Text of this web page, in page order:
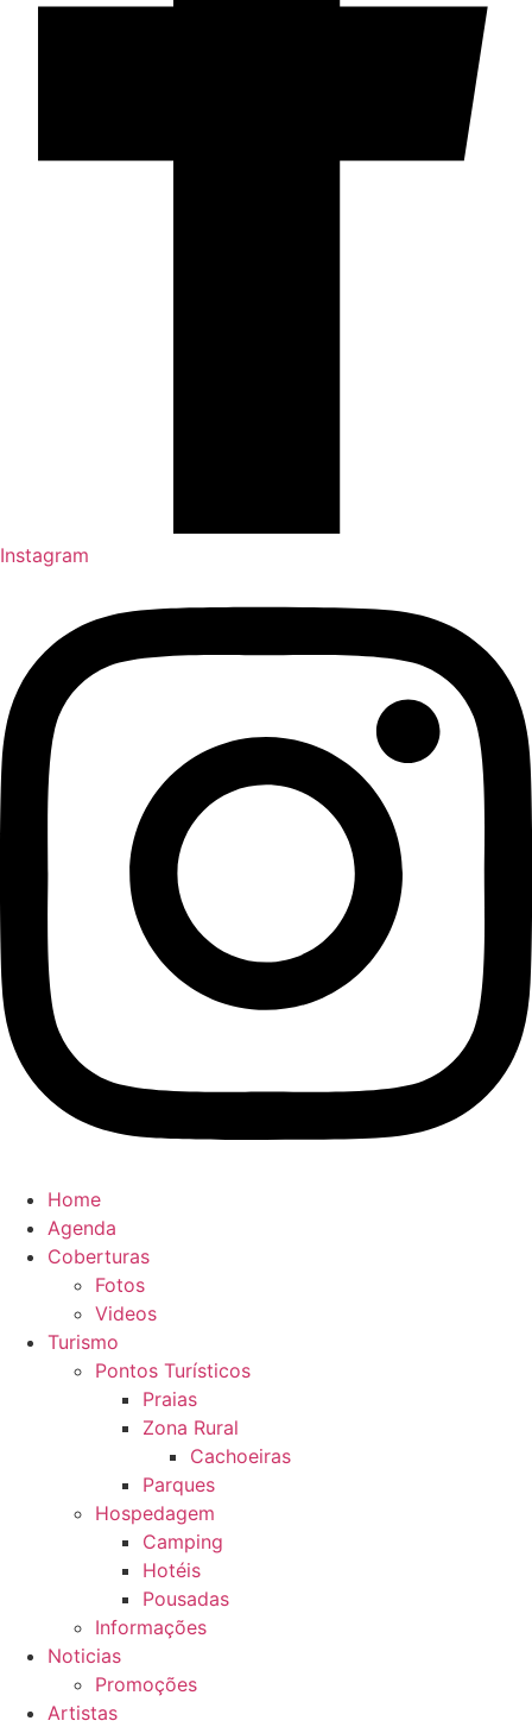
Instagram
Home
Agenda
Coberturas
Fotos
Videos
Turismo
Pontos Turísticos
Praias
Zona Rural
Cachoeiras
Parques
Hospedagem
Camping
Hotéis
Pousadas
Informações
Noticias
Promoções
Artistas